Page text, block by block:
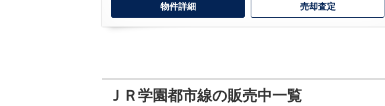
物件詳細 売却査定
ＪＲ学園都市線の販売中一覧